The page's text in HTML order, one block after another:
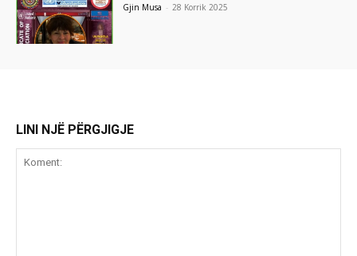
Gjin Musa - 28 Korrik 2025
LINI NJË PËRGJIGJE